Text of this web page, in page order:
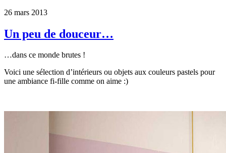
26 mars 2013
Un peu de douceur…
…dans ce monde brutes !
Voici une sélection d’intérieurs ou objets aux couleurs pastels pour
une ambiance fi-fille comme on aime :)